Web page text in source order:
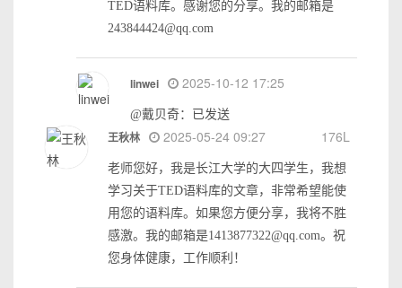
TED语料库。感谢您的分享。我的邮箱是
243844424@qq.com
linwei 2025-10-12 17:25
@戴贝奇：已发送
王秋林 2025-05-24 09:27 176L
老师您好，我是长江大学的大四学生，我想
学习关于TED语料库的文章，非常希望能使
用您的语料库。如果您方便分享，我将不胜
感激。我的邮箱是1413877322@qq.com。祝
您身体健康，工作顺利！